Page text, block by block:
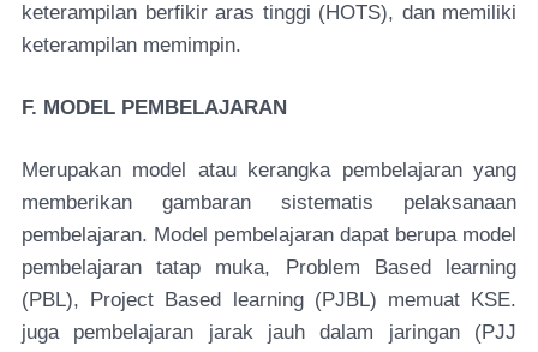
keterampilan berfikir aras tinggi (HOTS), dan memiliki
keterampilan memimpin.
F. MODEL PEMBELAJARAN
Merupakan model atau kerangka pembelajaran yang
memberikan gambaran sistematis pelaksanaan
pembelajaran. Model pembelajaran dapat berupa model
pembelajaran tatap muka, Problem Based learning
(PBL), Project Based learning (PJBL) memuat KSE.
juga pembelajaran jarak jauh dalam jaringan (PJJ